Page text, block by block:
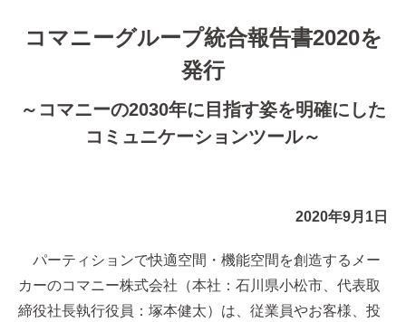
コマニーグループ統合報告書2020を
発行
～コマニーの2030年に目指す姿を明確にした
コミュニケーションツール～
2020年9月1日
パーティションで快適空間・機能空間を創造するメー
カーのコマニー株式会社（本社：石川県小松市、代表取
締役社長執行役員：塚本健太）は、従業員やお客様、投